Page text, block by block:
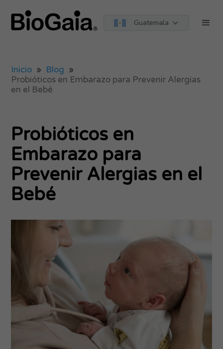
Guatemala
Inicio » Blog »
Probióticos en Embarazo para Prevenir Alergias
en el Bebé
Probióticos en
Embarazo para
Prevenir Alergias en el
Bebé